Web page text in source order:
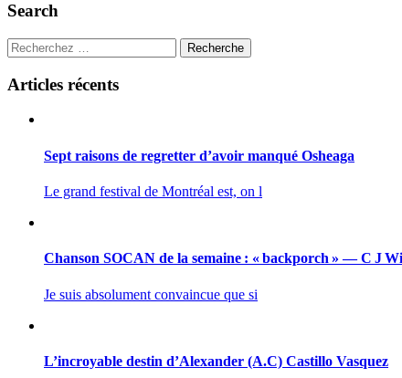
Search
Recherche
Articles récents
Sept raisons de regretter d’avoir manqué Osheaga
Le grand festival de Montréal est, on l
Chanson SOCAN de la semaine : « backporch » — C J
Je suis absolument convaincue que si
L’incroyable destin d’Alexander (A.C) Castillo Vasquez